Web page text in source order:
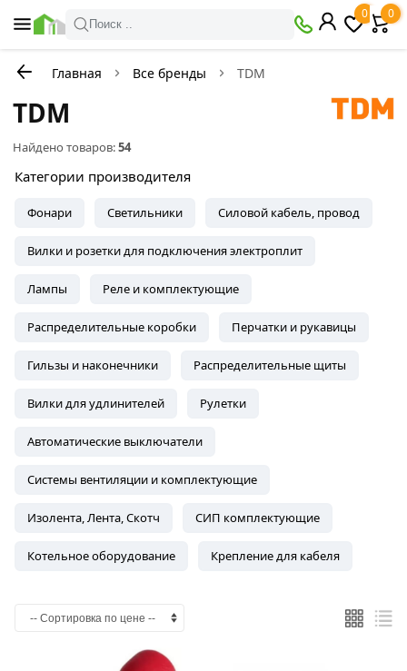
Поиск ..
0 0
Главная Все бренды TDM
TDM
Найдено товаров:54
Категории производителя
Фонари Светильники Силовой кабель, провод
Вилки и розетки для подключения электроплит
Лампы Реле и комплектующие
Распределительные коробки Перчатки и рукавицы
Гильзы и наконечники Распределительные щиты
Вилки для удлинителей Рулетки
Автоматические выключатели
Системы вентиляции и комплектующие
Изолента, Лента, Скотч СИП комплектующие
Котельное оборудование Крепление для кабеля